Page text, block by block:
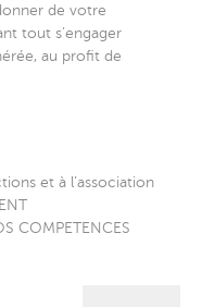
de votre
tout s’engager
au profit de
et à l’association
COMPETENCES